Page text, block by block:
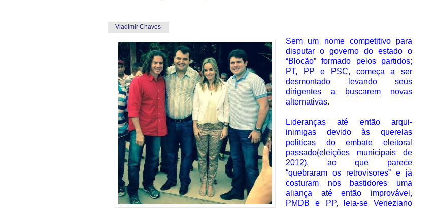
Vladimir Chaves
Sem um nome competitivo para
disputar o governo do estado o
“Blocão” formado pelos partidos;
PT, PP e PSC, começa a ser
desmontado levando seus
dirigentes a buscarem novas
alternativas.
Lideranças até então arqui-
inimigas devido às querelas
politicas do embate eleitoral
passado(eleições municipais de
2012), ao que parece
“quebraram os retrovisores” e já
costuram nos bastidores uma
aliança até então improvável,
PMDB e PP, leia-se Veneziano